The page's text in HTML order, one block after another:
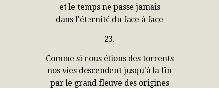
et le temps ne passe jamais
dans l'éternité du face à face
23.
Comme si nous étions des torrents
nos vies descendent jusqu'à la fin
par le grand fleuve des origines